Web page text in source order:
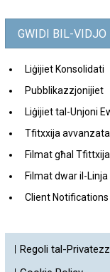
GWIDI BIL-VIDJO
Liġijiet Konsolidati
Pubblikazzjonijiet
Liġijiet tal-Unjoni
Tfitxxija avvanzata
Filmat għal
Filmat dwar il-
Client
Regoli tal-